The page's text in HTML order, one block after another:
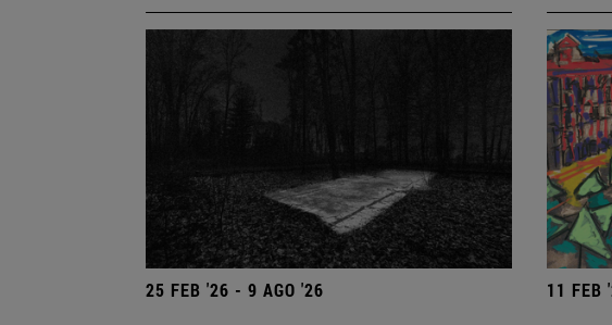
25 FEB '26 - 9 AGO '26 11 FEB